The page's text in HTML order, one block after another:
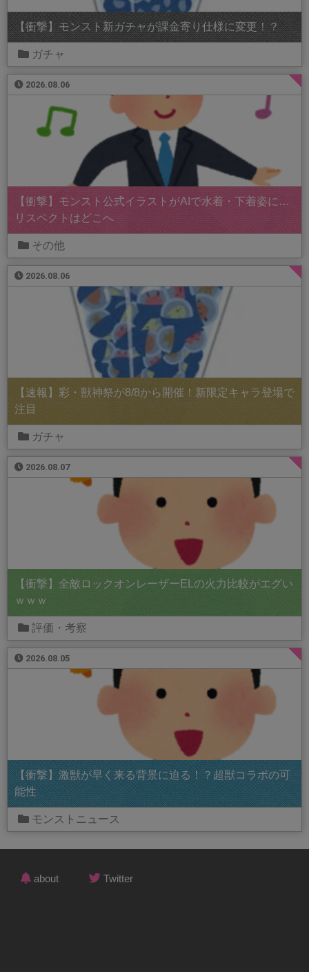
【衝撃】モンスト新ガチャが課金寄り仕様に変更！？
ガチャ
2026.08.06
【衝撃】モンスト公式イラストがAIで水着・下着姿に…
リスペクトはどこへ
その他
2026.08.06
【速報】彩・獣神祭が8/8から開催！新限定キャラ登場で
注目
ガチャ
2026.08.07
【衝撃】全敵ロックオンレーザーELの火力比較がエグい
ｗｗｗ
評価・考察
2026.08.05
【衝撃】激獣が早く来る背景に迫る！？超獣コラボの可
能性
モンストニュース
about Twitter